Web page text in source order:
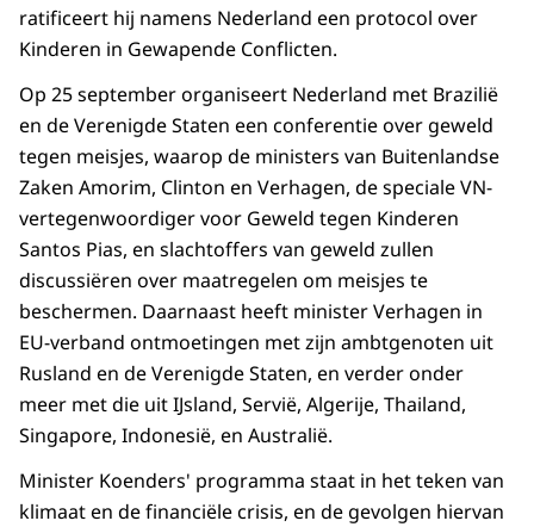
ratificeert hij namens Nederland een protocol over
Kinderen in Gewapende Conflicten.
Op 25 september organiseert Nederland met Brazilië
en de Verenigde Staten een conferentie over geweld
tegen meisjes, waarop de ministers van Buitenlandse
Zaken Amorim, Clinton en Verhagen, de speciale VN-
vertegenwoordiger voor Geweld tegen Kinderen
Santos Pias, en slachtoffers van geweld zullen
discussiëren over maatregelen om meisjes te
beschermen. Daarnaast heeft minister Verhagen in
EU-verband ontmoetingen met zijn ambtgenoten uit
Rusland en de Verenigde Staten, en verder onder
meer met die uit IJsland, Servië, Algerije, Thailand,
Singapore, Indonesië, en Australië.
Minister Koenders' programma staat in het teken van
klimaat en de financiële crisis, en de gevolgen hiervan